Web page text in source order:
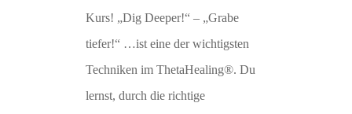
Kurs! „Dig Deeper!“ – „Grabe
tiefer!“ …ist eine der wichtigsten
Techniken im ThetaHealing®. Du
lernst, durch die richtige